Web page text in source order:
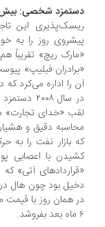
شخصی‌: بیش از ١٠٠ میلیون دلار!
این تاجر
روز را به خود
را اداره می‌کرد که در آن
«خدای تجارت» ملقب
دقیق و هشیارانه
بازار نفت را به حرکت
با اعصابی
آتی» که
همان روز با قیمت مشخصی